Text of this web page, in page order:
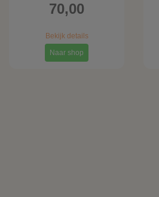
70,00
Bekijk details
Naar shop